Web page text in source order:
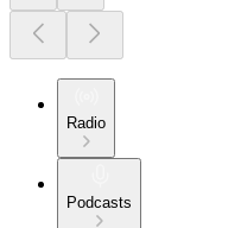
Radio
Podcasts